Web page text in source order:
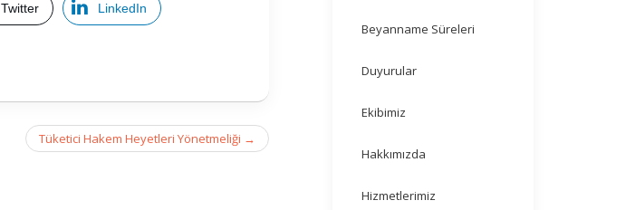
Twitter LinkedIn
Tüketici Hakem Heyetleri Yönetmeliği →
Beyanname Süreleri
Duyurular
Ekibimiz
Hakkımızda
Hizmetlerimiz